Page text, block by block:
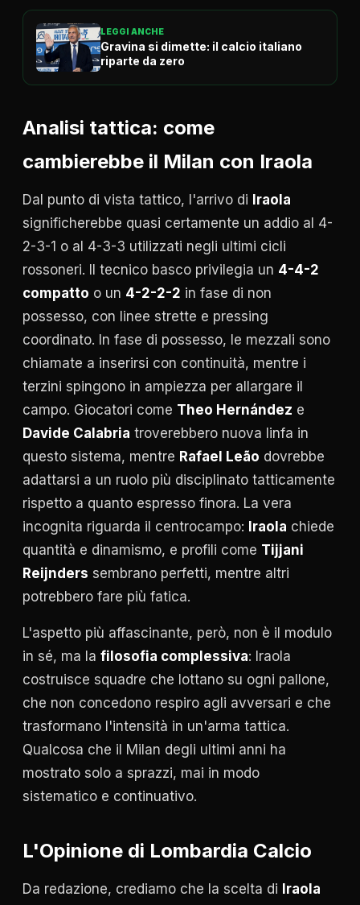
LEGGI ANCHE
Gravina si dimette: il calcio italiano
riparte da zero
Analisi tattica: come
cambierebbe il Milan con Iraola
Dal punto di vista tattico, l'arrivo di Iraola
significherebbe quasi certamente un addio al 4-
2-3-1 o al 4-3-3 utilizzati negli ultimi cicli
rossoneri. Il tecnico basco privilegia un 4-4-2
compatto o un 4-2-2-2 in fase di non
possesso, con linee strette e pressing
coordinato. In fase di possesso, le mezzali sono
chiamate a inserirsi con continuità, mentre i
terzini spingono in ampiezza per allargare il
campo. Giocatori come Theo Hernández e
Davide Calabria troverebbero nuova linfa in
questo sistema, mentre Rafael Leão dovrebbe
adattarsi a un ruolo più disciplinato tatticamente
rispetto a quanto espresso finora. La vera
incognita riguarda il centrocampo: Iraola chiede
quantità e dinamismo, e profili come Tijjani
Reijnders sembrano perfetti, mentre altri
potrebbero fare più fatica.
L'aspetto più affascinante, però, non è il modulo
in sé, ma la filosofia complessiva: Iraola
costruisce squadre che lottano su ogni pallone,
che non concedono respiro agli avversari e che
trasformano l'intensità in un'arma tattica.
Qualcosa che il Milan degli ultimi anni ha
mostrato solo a sprazzi, mai in modo
sistematico e continuativo.
L'Opinione di Lombardia Calcio
Da redazione, crediamo che la scelta di Iraola